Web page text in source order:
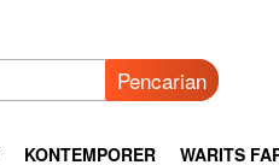
Pencarian
KONTEMPORER WARITS